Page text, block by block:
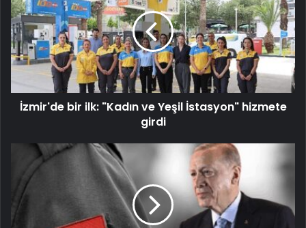
İzmir'de bir ilk: "Kadın ve Yeşil İstasyon" hizmete
girdi